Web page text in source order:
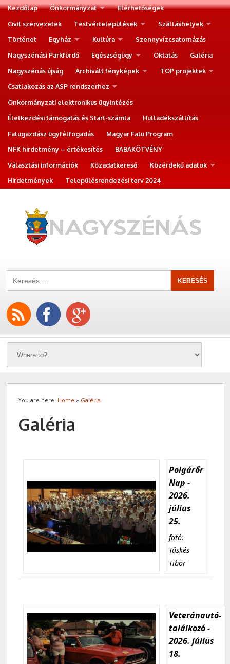
Kezdőlap Önkormányzat
Elérhetőségek
Civil szervezetek
Testvértelepülések
Szálláshelyek
Történet
Egyház Kultúra
Szennyvízcsatornázás
Nagyszénási Parkfürdő
Egészségügy Oktatás
Galéria
Nagyszénás újság
Archivált fényképek
TOP projektek
Csatlakozás az ASP rendszerhez
Önkormányzati elektronikus ügyintézés
Életkezdési támogatás és Start-számla
Hulladékszállítás
Falugazdász ügyfélfogadás
Magyar Falu Program
NFK hirdetmény – értékesítés
BABAKÖTVÉNY
Választási információk
Közadatkereső
Közérdekű adatok
Hirdetmények
Településrendezési terv 2024
You are here: Home » Galéria
Galéria
Polgárőr
Nap -
2026.
július
25.
fotó:
Tüskés
Tibor
Veteránautó-
találkozó -
2026. július
18.